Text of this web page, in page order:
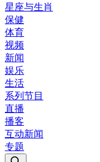
星座与生肖
保健
体育
视频
新闻
娱乐
生活
系列节目
直播
播客
互动新闻
专题